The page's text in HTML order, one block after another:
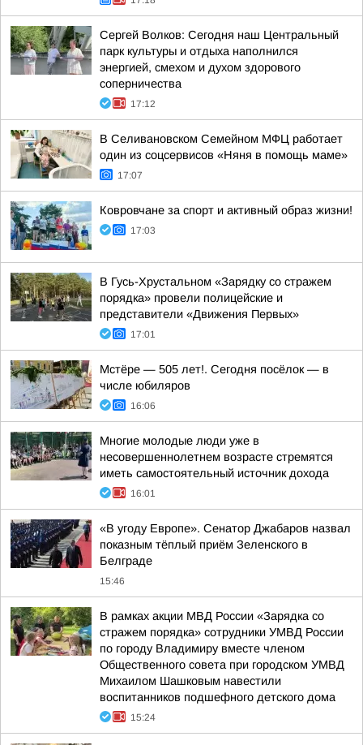
Сергей Волков: Сегодня наш Центральный
парк культуры и отдыха наполнился
энергией, смехом и духом здорового
соперничества
17:12
В Селивановском Семейном МФЦ работает
один из соцсервисов «Няня в помощь маме»
17:07
Ковровчане за спорт и активный образ жизни!
17:03
В Гусь-Хрустальном «Зарядку со стражем
порядка» провели полицейские и
представители «Движения Первых»
17:01
Мстёре — 505 лет!. Сегодня посёлок — в
числе юбиляров
16:06
Многие молодые люди уже в
несовершеннолетнем возрасте стремятся
иметь самостоятельный источник дохода
16:01
«В угоду Европе». Сенатор Джабаров назвал
показным тёплый приём Зеленского в
Белграде
15:46
В рамках акции МВД России «Зарядка со
стражем порядка» сотрудники УМВД России
по городу Владимиру вместе членом
Общественного совета при городском УМВД
Михаилом Шашковым навестили
воспитанников подшефного детского дома
15:24